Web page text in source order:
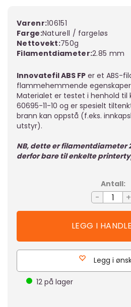
Varenr:106151
Farge Naturell / fargeløs
Nettovekt 750g
Filamentdiameter 2.85 mm
Innovatefil ABS FP er et ABS-
flammehemmende
Materialet er testet i henhold til
60695-11-10 og er spesielt
brann kan oppstå (f.eks.
utstyr).
NB, dette er filamentdiameter
derfor bare til enkelte
Antall:
- +
Legg i
12 på lager